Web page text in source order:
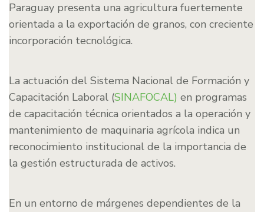
Paraguay presenta una agricultura fuertemente
orientada a la exportación de granos, con creciente
incorporación tecnológica.
La actuación del Sistema Nacional de Formación y
Capacitación Laboral (SINAFOCAL) en programas
de capacitación técnica orientados a la operación y
mantenimiento de maquinaria agrícola indica un
reconocimiento institucional de la importancia de
la gestión estructurada de activos.
En un entorno de márgenes dependientes de la